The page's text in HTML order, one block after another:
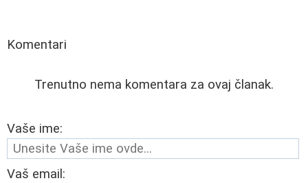
Komentari
Trenutno nema komentara za ovaj članak.
Vaše ime:
Vaš email: